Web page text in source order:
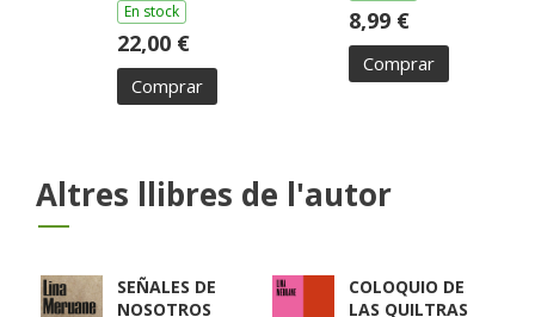
En stock
22,00 €
Comprar
8,99 €
Comprar
Altres llibres de l'autor
SEÑALES DE
NOSOTROS
COLOQUIO DE
LAS QUILTRAS